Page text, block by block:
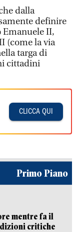
dalla
definire
Emanuele II,
(come la via
targa di
cittadini
CLICCA QUI
Primo Piano
mentre fa il
critiche